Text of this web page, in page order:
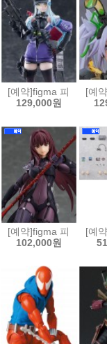
[예약]figma 피그마 소
129,000원
[예
[예약]figma 피그마
102,000원
[예